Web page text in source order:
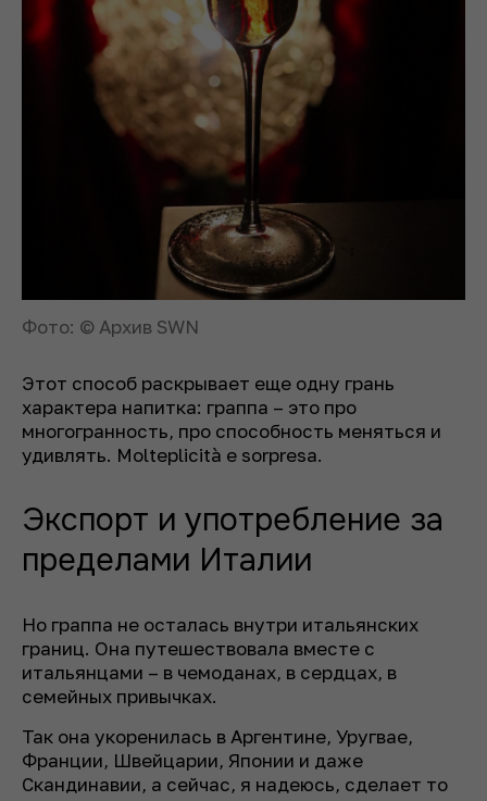
Фото: © Архив SWN
Этот способ раскрывает еще одну грань
характера напитка: граппа – это про
многогранность, про способность меняться и
удивлять. Molteplicità e sorpresa.
Экспорт и употребление за
пределами Италии
Но граппа не осталась внутри итальянских
границ. Она путешествовала вместе с
итальянцами – в чемоданах, в сердцах, в
семейных привычках.
Так она укоренилась в Аргентине, Уругвае,
Франции, Швейцарии, Японии и даже
Скандинавии, а сейчас, я надеюсь, сделает то